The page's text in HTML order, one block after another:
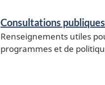
Consultations publiques
Renseignements utiles
programmes et de